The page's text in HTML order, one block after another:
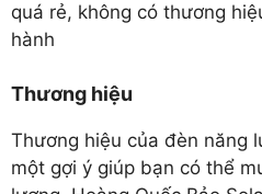
quá rẻ, không có thương
hành
Thương hiệu
Thương hiệu của đèn năng
một gợi ý giúp bạn có thể